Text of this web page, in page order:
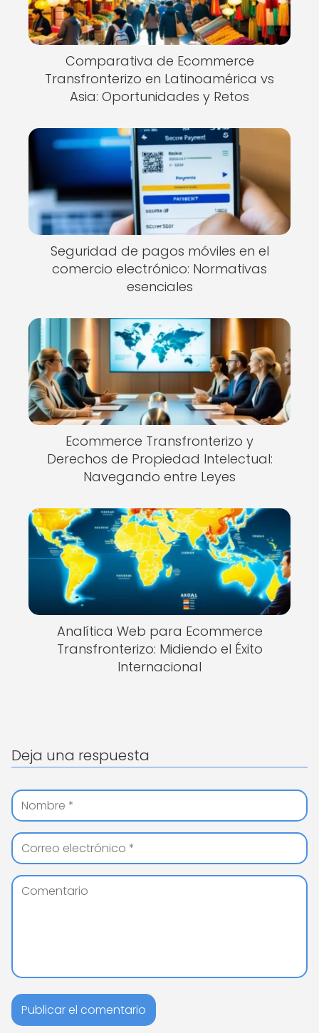
Comparativa de Ecommerce
Transfronterizo en Latinoamérica vs
Asia: Oportunidades y Retos
Seguridad de pagos móviles en el
comercio electrónico: Normativas
esenciales
Ecommerce Transfronterizo y
Derechos de Propiedad Intelectual:
Navegando entre Leyes
Analítica Web para Ecommerce
Transfronterizo: Midiendo el Éxito
Internacional
Deja una respuesta